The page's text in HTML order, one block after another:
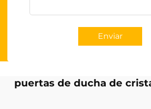
Enviar
puertas de ducha de